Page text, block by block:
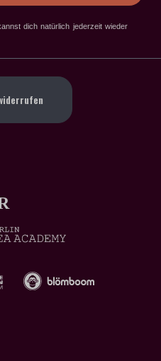
dich natürlich jederzeit wieder